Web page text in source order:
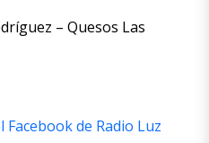
– Quesos Las
de Radio Luz